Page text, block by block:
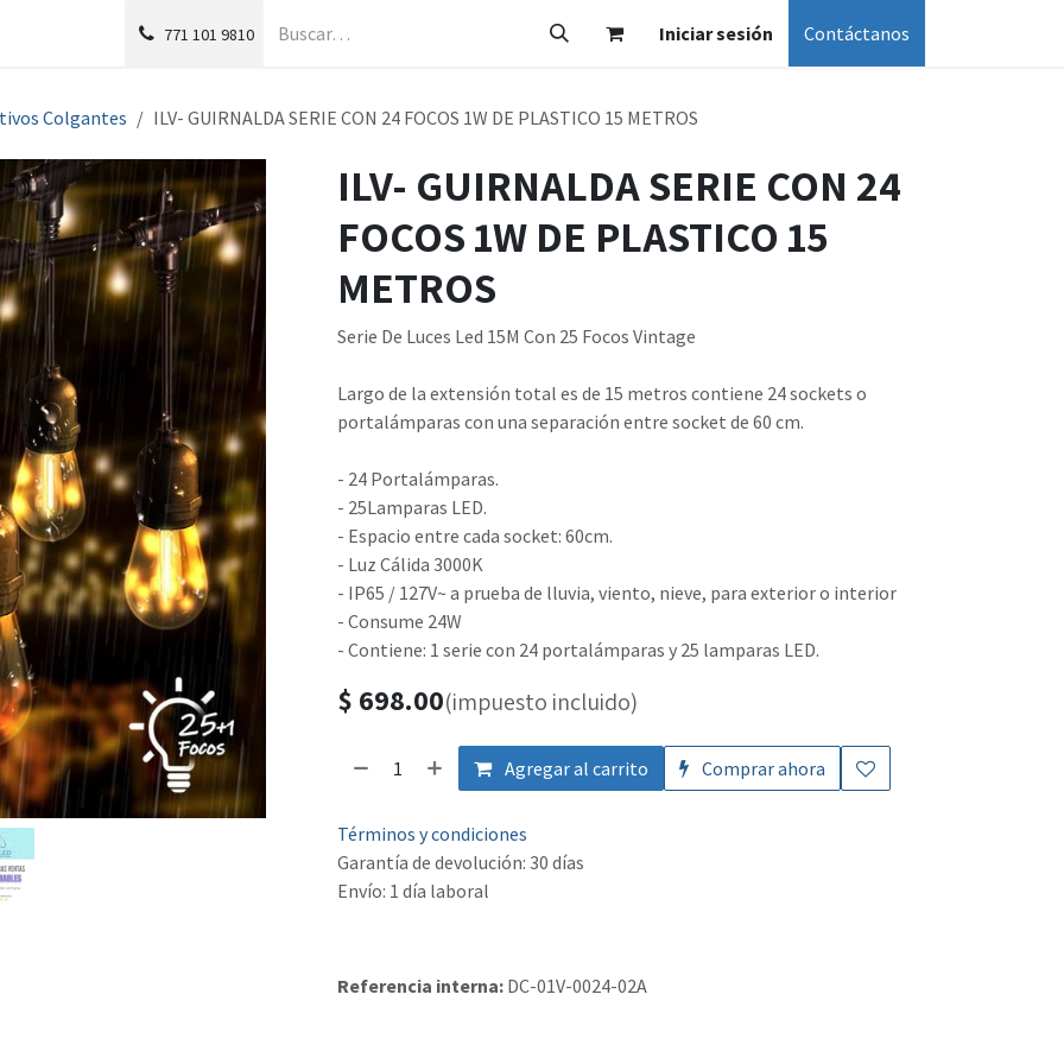
771 101 9810 Iniciar sesión Contáctanos
Colgantes ILV- GUIRNALDA SERIE CON 24 FOCOS 1W DE PLASTICO 15 METROS
ILV- GUIRNALDA SERIE CON 24
FOCOS 1W DE PLASTICO 15
METROS
Serie De Luces Led 15M Con 25 Focos Vintage
Largo de la extensión total es de 15 metros contiene 24 sockets o
portalámparas con una separación entre socket de 60 cm.
- 24 Portalámparas.
- 25Lamparas LED.
- Espacio entre cada socket: 60cm.
- Luz Cálida 3000K
- IP65 / 127V~ a prueba de lluvia, viento, nieve, para exterior o interior
- Consume 24W
- Contiene: 1 serie con 24 portalámparas y 25 lamparas LED.
$ 698.00(impuesto incluido)
Agregar al carrito Comprar ahora
Términos y condiciones
Garantía de devolución: 30 días
Envío: 1 día laboral
Referencia interna: DC-01V-0024-02A